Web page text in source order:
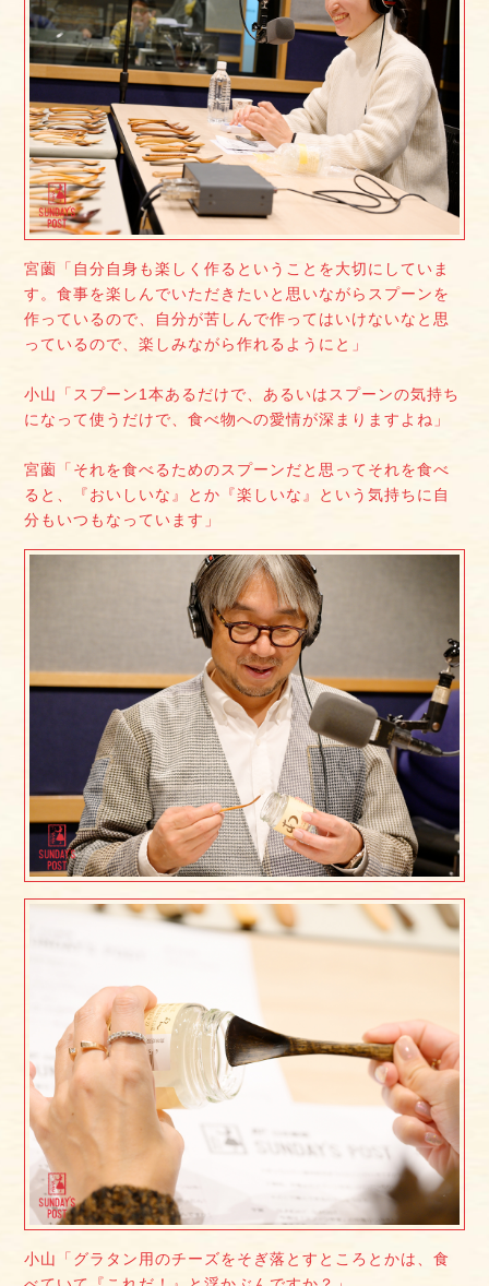
宮薗「自分自身も楽しく作るということを大切にしていま
す。食事を楽しんでいただきたいと思いながらスプーンを
作っているので、自分が苦しんで作ってはいけないなと思
っているので、楽しみながら作れるようにと」
小山「スプーン1本あるだけで、あるいはスプーンの気持ち
になって使うだけで、食べ物への愛情が深まりますよね」
宮薗「それを食べるためのスプーンだと思ってそれを食べ
ると、『おいしいな』とか『楽しいな』という気持ちに自
分もいつもなっています」
小山「グラタン用のチーズをそぎ落とすところとかは、食